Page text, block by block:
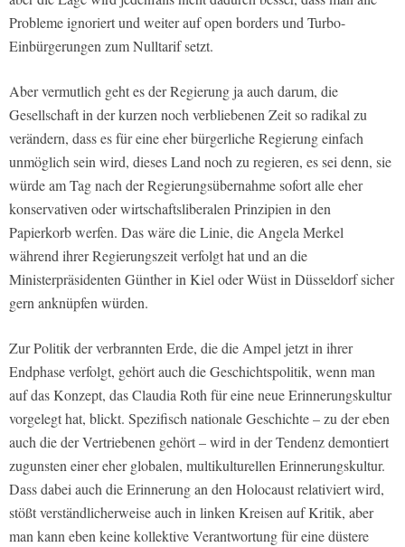
Probleme ignoriert und weiter auf open borders und Turbo-
Einbürgerungen zum Nulltarif setzt.
Aber vermutlich geht es der Regierung ja auch darum, die
Gesellschaft in der kurzen noch verbliebenen Zeit so radikal zu
verändern, dass es für eine eher bürgerliche Regierung einfach
unmöglich sein wird, dieses Land noch zu regieren, es sei denn, sie
würde am Tag nach der Regierungsübernahme sofort alle eher
konservativen oder wirtschaftsliberalen Prinzipien in den
Papierkorb werfen. Das wäre die Linie, die Angela Merkel
während ihrer Regierungszeit verfolgt hat und an die
Ministerpräsidenten Günther in Kiel oder Wüst in Düsseldorf sicher
gern anknüpfen würden.
Zur Politik der verbrannten Erde, die die Ampel jetzt in ihrer
Endphase verfolgt, gehört auch die Geschichtspolitik, wenn man
auf das Konzept, das Claudia Roth für eine neue Erinnerungskultur
vorgelegt hat, blickt. Spezifisch nationale Geschichte – zu der eben
auch die der Vertriebenen gehört – wird in der Tendenz demontiert
zugunsten einer eher globalen, multikulturellen Erinnerungskultur.
Dass dabei auch die Erinnerung an den Holocaust relativiert wird,
stößt verständlicherweise auch in linken Kreisen auf Kritik, aber
man kann eben keine kollektive Verantwortung für eine düstere